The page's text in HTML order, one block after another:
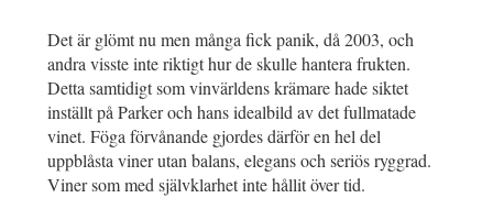
Det är glömt nu men många fick panik, då 2003, och
andra visste inte riktigt hur de skulle hantera frukten.
Detta samtidigt som vinvärldens krämare hade siktet
inställt på Parker och hans idealbild av det fullmatade
vinet. Föga förvånande gjordes därför en hel del
uppblåsta viner utan balans, elegans och seriös ryggrad.
Viner som med självklarhet inte hållit över tid.